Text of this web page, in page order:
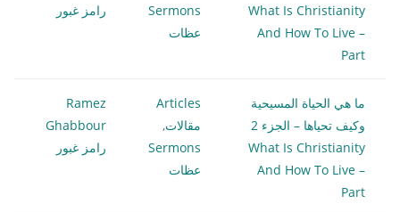
What Is Christianity
And How To Live –
Part
Sermons
عظات
رامز غبور
ما هي الحياة المسيحية
وكيف تحياها – الجزء 2
What Is Christianity
And How To Live –
Part
Articles
مقالات,
Sermons
عظات
Ramez
Ghabbour
رامز غبور